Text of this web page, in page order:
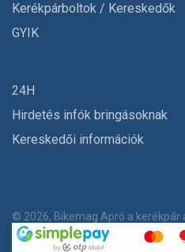
Kerékpárboltok / Kereskedők
GYIK
24H
Hirdetés infók bringásoknak
Kereskedői információk
© 2026, Bikemag Apró a kerékpár